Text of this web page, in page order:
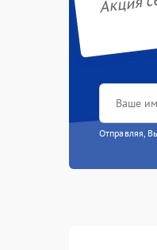
Отправляя,